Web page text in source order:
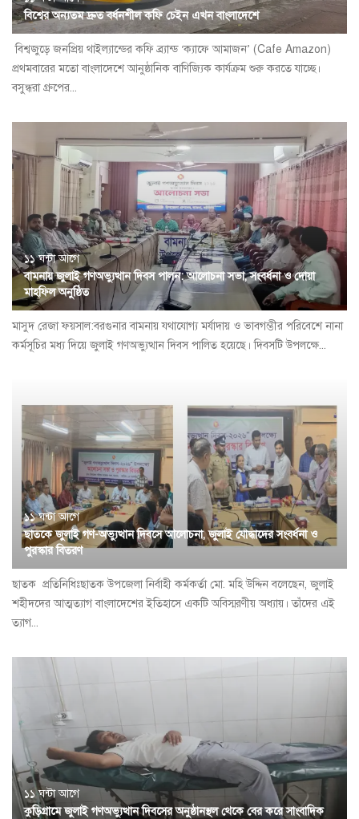
বিশ্বের অন্যতম দ্রুত বর্ধনশীল কফি চেইন এখন বাংলাদেশে
বিশ্বজুড়ে জনপ্রিয় থাইল্যান্ডের কফি ব্র্যান্ড ‘ক্যাফে আমাজন’ (Cafe Amazon)
প্রথমবারের মতো বাংলাদেশে আনুষ্ঠানিক বাণিজ্যিক কার্যক্রম শুরু করতে যাচ্ছে।
বসুন্ধরা গ্রুপের...
১১ ঘন্টা আগে
বামনায় জুলাই গণঅভ্যুত্থান দিবস পালন: আলোচনা সভা, সংবর্ধনা ও দোয়া
মাহফিল অনুষ্ঠিত
​মাসুদ রেজা ফয়সাল:বরগুনার বামনায় যথাযোগ্য মর্যাদায় ও ভাবগম্ভীর পরিবেশে নানা
কর্মসূচির মধ্য দিয়ে জুলাই গণঅভ্যুত্থান দিবস পালিত হয়েছে। দিবসটি উপলক্ষে...
১১ ঘন্টা আগে
ছাতকে জুলাই গণ-অভ্যুত্থান দিবসে আলোচনা, জুলাই যোদ্ধাদের সংবর্ধনা ও
পুরস্কার বিতরণ
ছাতক প্রতি‌নি‌ধিঃছাতক উপজেলা নির্বাহী কর্মকর্তা মো. মহি উদ্দিন বলেছেন, জুলাই
শহীদদের আত্মত্যাগ বাংলাদেশের ইতিহাসে একটি অবিস্মরণীয় অধ্যায়। তাঁদের এই
ত্যাগ...
১১ ঘন্টা আগে
কুড়িগ্রামে জুলাই গণঅভ্যুত্থান দিবসের অনুষ্ঠানস্থল থেকে বের করে সাংবাদিক